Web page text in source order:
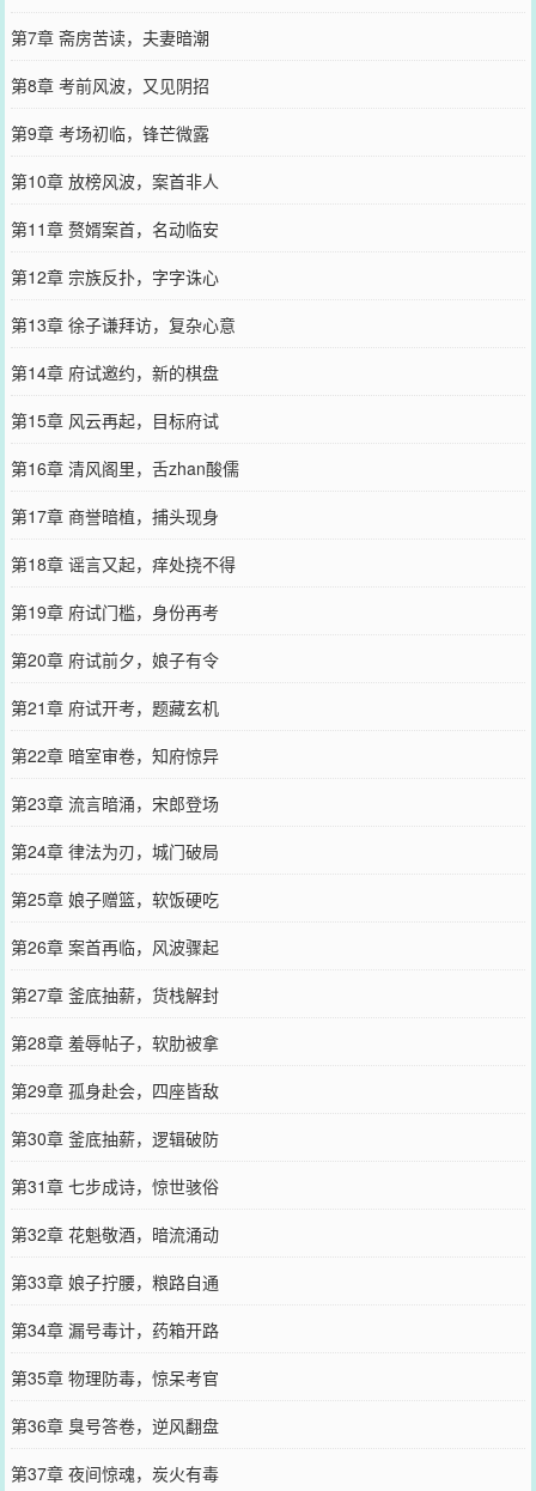
第7章 斋房苦读，夫妻暗潮
第8章 考前风波，又见阴招
第9章 考场初临，锋芒微露
第10章 放榜风波，案首非人
第11章 赘婿案首，名动临安
第12章 宗族反扑，字字诛心
第13章 徐子谦拜访，复杂心意
第14章 府试邀约，新的棋盘
第15章 风云再起，目标府试
第16章 清风阁里，舌zhan酸儒
第17章 商誉暗植，捕头现身
第18章 谣言又起，痒处挠不得
第19章 府试门槛，身份再考
第20章 府试前夕，娘子有令
第21章 府试开考，题藏玄机
第22章 暗室审卷，知府惊异
第23章 流言暗涌，宋郎登场
第24章 律法为刃，城门破局
第25章 娘子赠篮，软饭硬吃
第26章 案首再临，风波骤起
第27章 釜底抽薪，货栈解封
第28章 羞辱帖子，软肋被拿
第29章 孤身赴会，四座皆敌
第30章 釜底抽薪，逻辑破防
第31章 七步成诗，惊世骇俗
第32章 花魁敬酒，暗流涌动
第33章 娘子拧腰，粮路自通
第34章 漏号毒计，药箱开路
第35章 物理防毒，惊呆考官
第36章 臭号答卷，逆风翻盘
第37章 夜间惊魂，炭火有毒